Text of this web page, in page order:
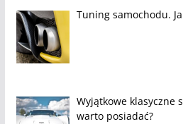
Tuning samochodu.
Wyjątkowe klasyczne
warto posiadać?